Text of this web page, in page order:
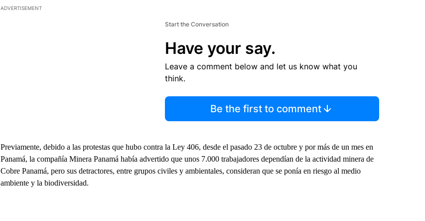
ADVERTISEMENT
Start the Conversation
Have your say.
Leave a comment below and let us know what you
think.
Be the first to comment
Previamente, debido a las protestas que hubo contra la Ley 406, desde el pasado 23 de octubre y por más de un mes en
Panamá, la compañía Minera Panamá había advertido que unos 7.000 trabajadores dependían de la actividad minera de
Cobre Panamá, pero sus detractores, entre grupos civiles y ambientales, consideran que se ponía en riesgo al medio
ambiente y la biodiversidad.